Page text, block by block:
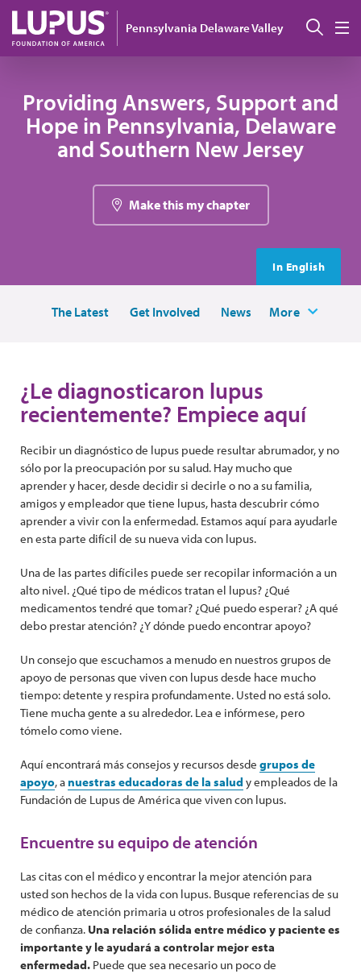
Pasar al contenido principal
Pennsylvania Delaware Valley
Providing Answers, Support and
Hope in Pennsylvania, Delaware
and Southern New Jersey
Make this my chapter
In English
The Latest Get Involved News More
¿Le diagnosticaron lupus
recientemente? Empiece aquí
Recibir un diagnóstico de lupus puede resultar abrumador, y no
sólo por la preocupación por su salud. Hay mucho que
aprender y hacer, desde decidir si decirle o no a su familia,
amigos y empleador que tiene lupus, hasta descubrir cómo
aprender a vivir con la enfermedad. Estamos aquí para ayudarle
en esta parte difícil de su nueva vida con lupus.
Una de las partes difíciles puede ser recopilar información a un
alto nivel. ¿Qué tipo de médicos tratan el lupus? ¿Qué
medicamentos tendré que tomar? ¿Qué puedo esperar? ¿A qué
debo prestar atención? ¿Y dónde puedo encontrar apoyo?
Un consejo que escuchamos a menudo en nuestros grupos de
apoyo de personas que viven con lupus desde hace mucho
tiempo: detente y respira profundamente. Usted no está solo.
Tiene mucha gente a su alrededor. Lea e infórmese, pero
tómelo como viene.
Aquí encontrará más consejos y recursos desde grupos de
apoyo, anuestras educadoras de la salud y empleados de la
Fundación de Lupus de América que viven con lupus.
Encuentre su equipo de atención
Las citas con el médico y encontrar la mejor atención para
usted son hechos de la vida con lupus. Busque referencias de su
médico de atención primaria u otros profesionales de la salud
de confianza. Una relación sólida entre médico y paciente es
importante y le ayudará a controlar mejor esta
enfermedad. Puede que sea necesario un poco de